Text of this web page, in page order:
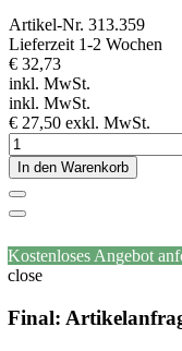
Artikel-Nr. 313.359
Lieferzeit 1-2 Wochen
€ 32,73
inkl. MwSt.
inkl. MwSt.
€ 27,50 exkl. MwSt.
In den Warenkorb
Kostenloses Angebot
close
Final: